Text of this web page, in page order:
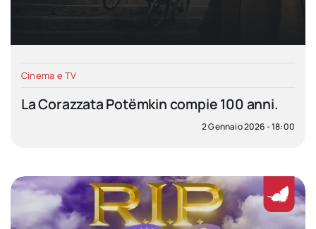
Cinema e TV
La Corazzata Potëmkin compie 100 anni.
2 Gennaio 2026 - 18:00